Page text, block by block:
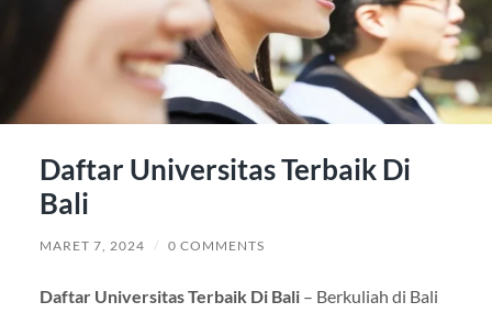
Daftar Universitas Terbaik Di
Bali
MARET 7, 2024 / 0 COMMENTS
Daftar Universitas Terbaik Di Bali– Berkuliah di Bali